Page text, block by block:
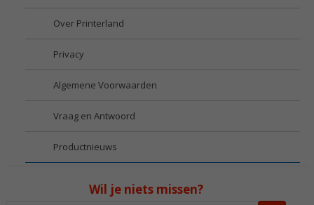
Over Printerland
Privacy
Algemene Voorwaarden
Vraag en Antwoord
Productnieuws
Wil je niets missen?